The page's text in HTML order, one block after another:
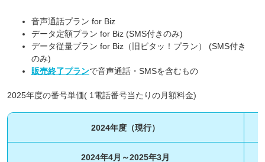
音声通話プラン for Biz
データ定額プラン for Biz (SMS付きのみ)
データ従量プラン for Biz（旧ビタッ！プラン） (SMS付き
のみ)
販売終了プランで音声通話・SMSを含むもの
2025年度の番号単価( 1電話番号当たりの月額料金)
2024年度（現行）
2024年4月～2025年3月